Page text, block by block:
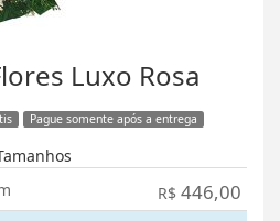
Luxo Rosa
Pague somente após a entrega
R$ 446,00